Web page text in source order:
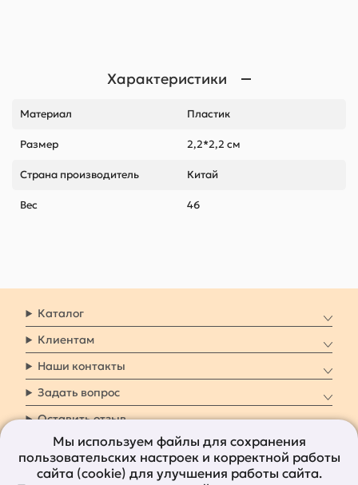
Характеристики
Материал Пластик
Размер 2,2*2,2 см
Страна производитель Китай
Вес 46
Каталог
Клиентам
Наши контакты
Задать вопрос
Оставить отзыв
8 800 7009 161 Заказать звонок
Мы используем файлы для сохранения
пользовательских настроек и корректной работы
сайта (cookie) для улучшения работы сайта.